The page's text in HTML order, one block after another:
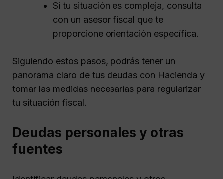
Si tu situación es compleja, consulta
con un asesor fiscal que te
proporcione orientación específica.
Siguiendo estos pasos, podrás tener un
panorama claro de tus deudas con Hacienda y
tomar las medidas necesarias para regularizar
tu situación fiscal.
Deudas personales y otras
fuentes